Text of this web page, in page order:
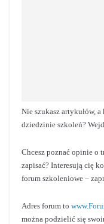
Nie szukasz artykułów,
dziedzinie szkoleń?
Chcesz poznać opinie o
zapisać? Interesują cię
forum szkoleniowe –
Adres forum to
można podzielić się